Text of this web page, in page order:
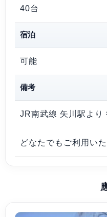
40台
宿泊
可能
備考
JR南武線 矢川駅より
どなたでもご利用いた